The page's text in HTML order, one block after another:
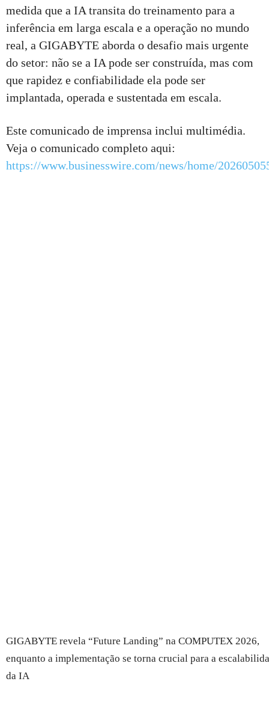
medida que a IA transita do treinamento para a
inferência em larga escala e a operação no mundo
real, a GIGABYTE aborda o desafio mais urgente
do setor: não se a IA pode ser construída, mas com
que rapidez e confiabilidade ela pode ser
implantada, operada e sustentada em escala.
Este comunicado de imprensa inclui multimédia.
Veja o comunicado completo aqui:
https://www.businesswire.com/news/home/
GIGABYTE revela “Future Landing” na COMPUTEX 2026,
enquanto a implementação se torna crucial para a
da IA